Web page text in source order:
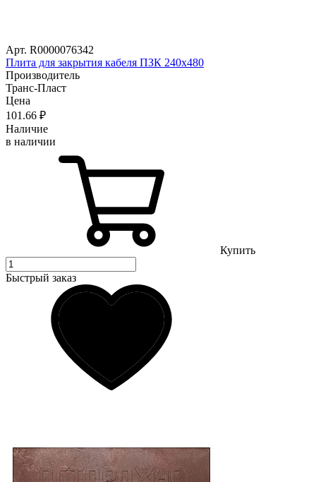
Арт. R0000076342
Плита для закрытия кабеля ПЗК 240х480
Производитель
Транс-Пласт
Цена
101 .66 ₽
Наличие
в наличии
Купить
Быстрый заказ